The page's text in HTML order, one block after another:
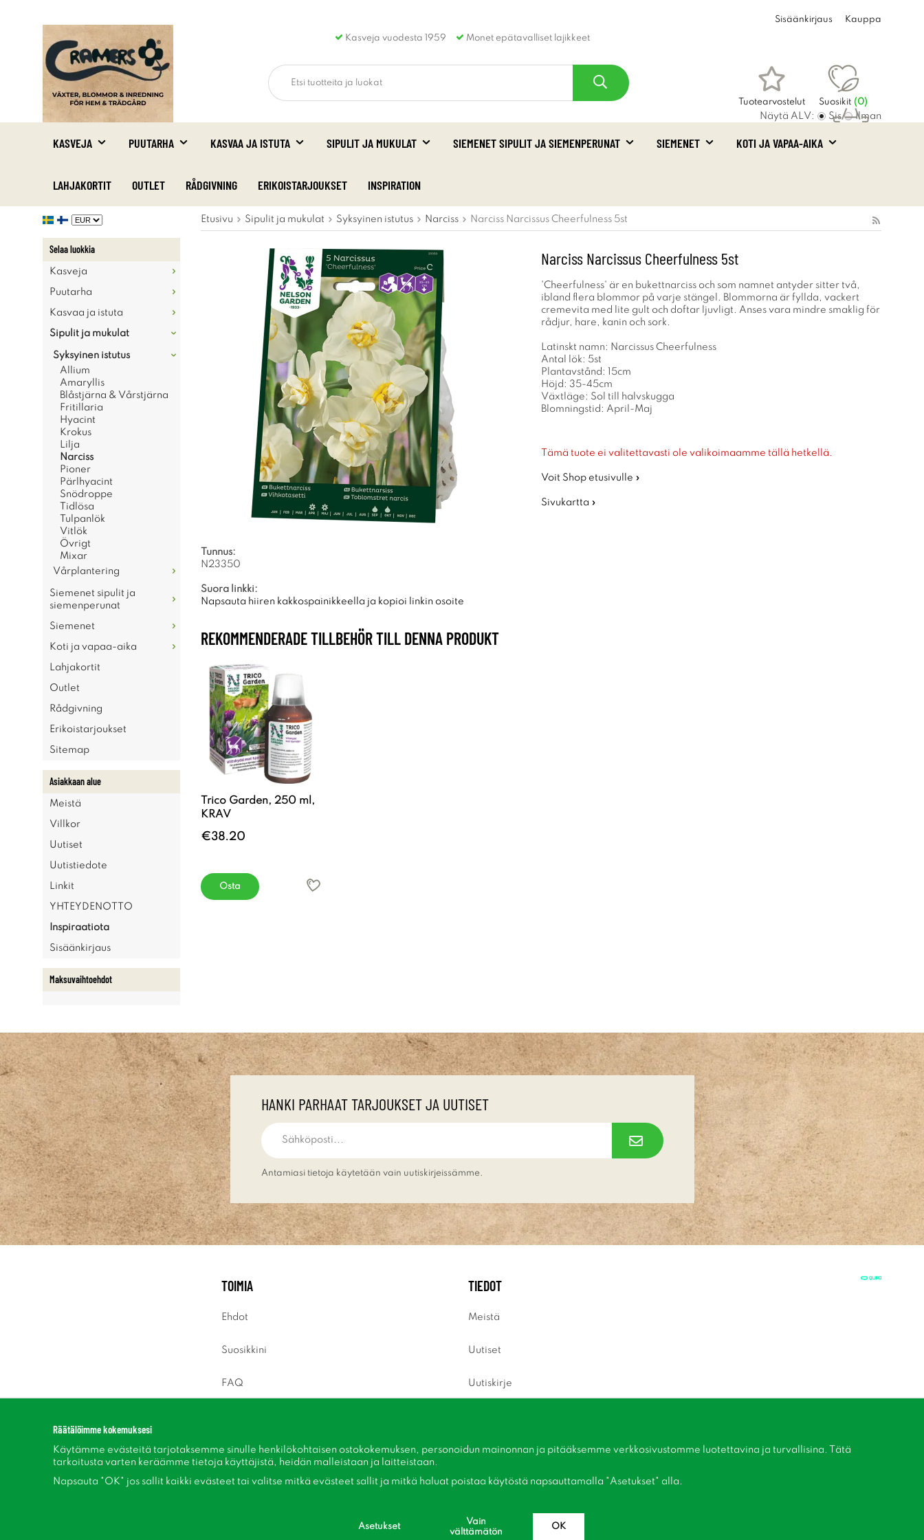
Kasveja vuodesta 1959 Monet epätavalliset lajikkeet
Sisäänkirjaus Kauppa
Tuotearvostelut Suosikit (0)
Ostoskori
Näytä ALV: Sis Ilman
KASVEJA PUUTARHA KASVAA JA ISTUTA SIPULIT JA MUKULAT SIEMENET SIPULIT JA SIEMENPERUNAT SIEMENET KOTI JA VAPAA-AIKA
LAHJAKORTIT OUTLET RÅDGIVNING ERIKOISTARJOUKSET INSPIRATION
Selaa luokkia
Kasveja
Puutarha
Kasvaa ja istuta
Sipulit ja mukulat
Syksyinen istutus
Allium
Amaryllis
Blåstjärna & Vårstjärna
Fritillaria
Hyacint
Krokus
Lilja
Narciss
Pioner
Pärlhyacint
Snödroppe
Tidlösa
Tulpanlök
Vitlök
Övrigt
Mixar
Vårplantering
Siemenet sipulit ja
siemenperunat
Siemenet
Koti ja vapaa-aika
Lahjakortit
Outlet
Rådgivning
Erikoistarjoukset
Sitemap
Asiakkaan alue
Meistä
Villkor
Uutiset
Uutistiedote
Linkit
YHTEYDENOTTO
Inspiraatiota
Sisäänkirjaus
Maksuvaihtoehdot
Etusivu Sipulit ja mukulat Syksyinen istutus Narciss Narciss Narcissus Cheerfulness 5st
Narciss Narcissus Cheerfulness 5st
'Cheerfulness' är en bukettnarciss och som namnet antyder sitter två,
ibland flera blommor på varje stängel. Blommorna är fyllda, vackert
cremevita med lite gult och doftar ljuvligt. Anses vara mindre smaklig för
rådjur, hare, kanin och sork.
Latinskt namn: Narcissus Cheerfulness
Antal lök: 5st
Plantavstånd: 15cm
Höjd: 35-45cm
Växtläge: Sol till halvskugga
Blomningstid: April-Maj
Tämä tuote ei valitettavasti ole valikoimaamme tällä hetkellä.
Voit Shop etusivulle »
Sivukartta »
Tunnus:
N23350
Suora linkki:
Napsauta hiiren kakkospainikkeella ja kopioi linkin osoite
REKOMMENDERADE TILLBEHÖR TILL DENNA PRODUKT
Trico Garden, 250 ml,
KRAV
€38.20
Osta
HANKI PARHAAT TARJOUKSET JA UUTISET
Antamiasi tietoja käytetään vain uutiskirjeissämme.
TOIMIA
Ehdot
Suosikkini
FAQ
TIEDOT
Meistä
Uutiset
Uutiskirje
Inspiraatiota
Räätälöimme kokemuksesi
Käytämme evästeitä tarjotaksemme sinulle henkilökohtaisen ostokokemuksen, personoidun mainonnan ja pitääksemme verkkosivustomme luotettavina ja turvallisina. Tätä
tarkoitusta varten keräämme tietoja käyttäjistä, heidän malleistaan ​​ja laitteistaan.
Napsauta "OK" jos sallit kaikki evästeet tai valitse mitkä evästeet sallit ja mitkä haluat poistaa käytöstä napsauttamalla "Asetukset" alla.
Asetukset
Vain
välttämätön
OK